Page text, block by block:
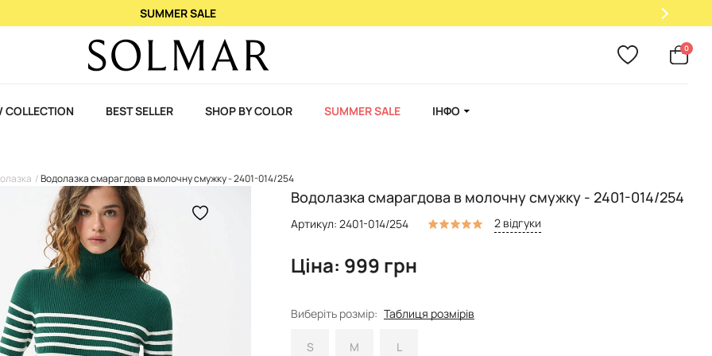
При купівлі 2 ароматів - 3-й у подарунок!
0
COLLECTION BEST SELLER SHOP BY COLOR SUMMER SALE ІНФО
Водолазка смарагдова в молочну смужку - 2401-014/254
Водолазка смарагдова в молочну смужку - 2401-014/254
Артикул: 2401-014/254 2 відгуки
Ціна: 999 грн
Виберіть розмір: Таблиця розмірів
S M L